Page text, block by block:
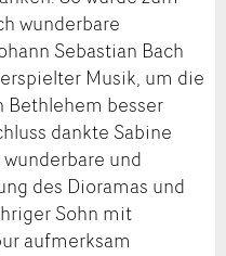
wunderbare
Sebastian Bach
Musik, um die
Bethlehem besser
dankte Sabine
und
des Dioramas und
Sohn mit
aufmerksam